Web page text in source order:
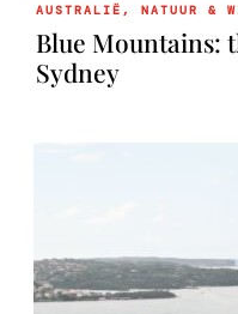
AUSTRALIË ,NATUUR &
Blue Mountains:
Sydney